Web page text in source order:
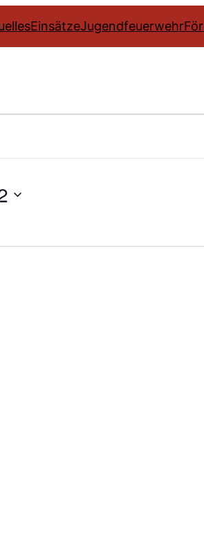
EinsätzeJugendfeuerwehr